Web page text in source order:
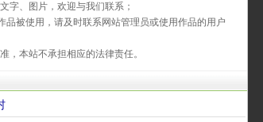
字、图片，欢迎与我们联系；
被使用，请及时联系网站管理员或使用作品的用户
，本站不承担相应的法律责任。